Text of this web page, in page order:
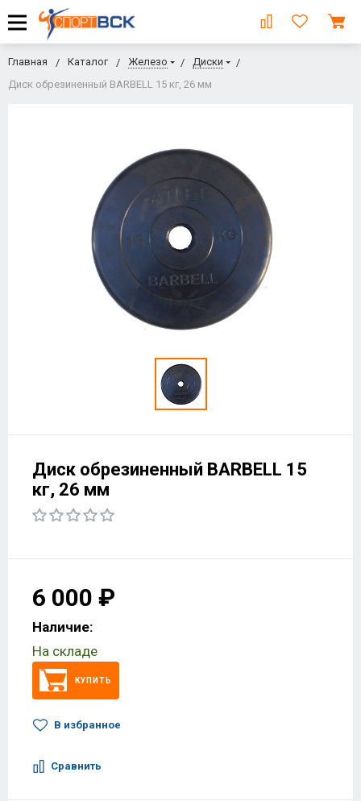
Главная Каталог Железо
Диски
Диск обрезиненный BARBELL 15 кг, 26 мм
Диск обрезиненный BARBELL 15
кг, 26 мм
6 000 ₽
Наличие:
На складе
КУПИТЬ
В избранное
Сравнить